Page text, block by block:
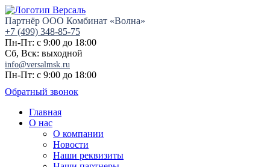
Партнёр ООО Комбинат «Волна»
+7 (499) 348-85-75
Пн-Пт: с 9:00 до 18:00
Сб, Вск: выходной
info@versalmsk.ru
Пн-Пт: с 9:00 до 18:00
Обратный звонок
Главная
О нас
О компании
Новости
Наши реквизиты